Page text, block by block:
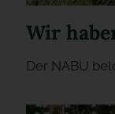
Wir
Der NABU